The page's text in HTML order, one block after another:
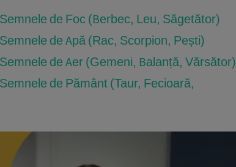
de Foc (Berbec, Leu, Săgetător)
de Apă (Rac, Scorpion, Pești)
de Aer (Gemeni, Balanță, Vărsător)
de Pământ (Taur, Fecioară,